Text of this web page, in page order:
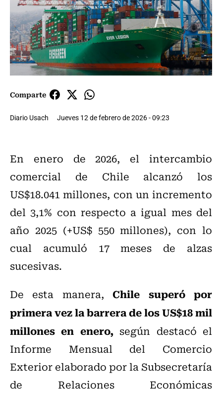
Comparte
Diario Usach Jueves 12 de febrero de 2026 - 09:23
En enero de 2026, el intercambio
comercial de Chile alcanzó los
US$18.041 millones, con un incremento
del 3,1% con respecto a igual mes del
año 2025 (+US$ 550 millones), con lo
cual acumuló 17 meses de alzas
sucesivas.
De esta manera,Chile superó por
primera vez la barrera de los US$18 mil
millones en enero,según destacó el
Informe Mensual del Comercio
Exterior elaborado por la Subsecretaría
de Relaciones Económicas